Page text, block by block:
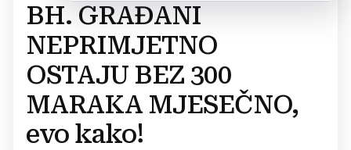
BH. GRAĐANI
NEPRIMJETNO
OSTAJU BEZ 300
MARAKA MJESEČNO,
evo kako!